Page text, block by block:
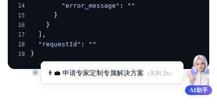
        "error_message"
:
""
      }
    }
  ],
  "requestId"
:
""
}
AI助手
👨‍💼 申请专家定制专属解决方案 （关闭 2s）